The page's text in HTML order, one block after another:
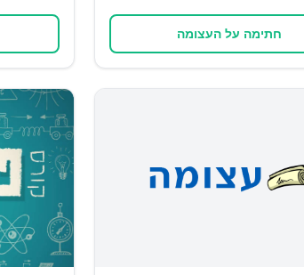
חתימה על העצומה